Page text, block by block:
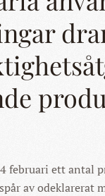
februari ett antal
av odeklarerat